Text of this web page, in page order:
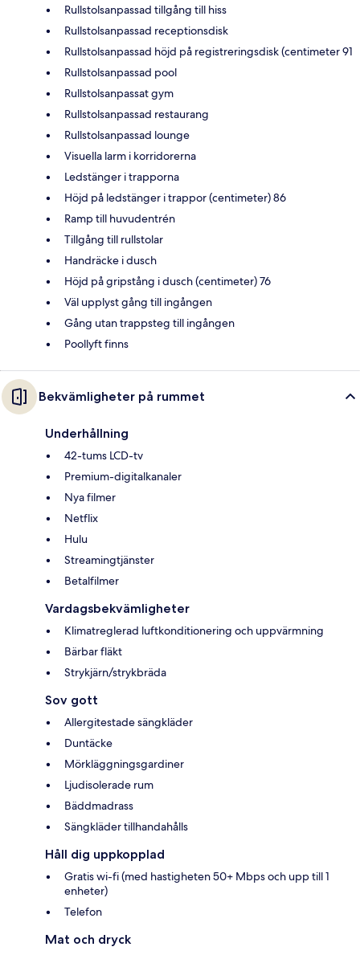
Rullstolsanpassad tillgång till hiss
Rullstolsanpassad receptionsdisk
Rullstolsanpassad höjd på registreringsdisk (centimeter 91
Rullstolsanpassad pool
Rullstolsanpassat gym
Rullstolsanpassad restaurang
Rullstolsanpassad lounge
Visuella larm i korridorerna
Ledstänger i trapporna
Höjd på ledstänger i trappor (centimeter) 86
Ramp till huvudentrén
Tillgång till rullstolar
Handräcke i dusch
Höjd på gripstång i dusch (centimeter) 76
Väl upplyst gång till ingången
Gång utan trappsteg till ingången
Poollyft finns
Bekvämligheter på rummet
Underhållning
42-tums LCD-tv
Premium-digitalkanaler
Nya filmer
Netflix
Hulu
Streamingtjänster
Betalfilmer
Vardagsbekvämligheter
Klimatreglerad luftkonditionering och uppvärmning
Bärbar fläkt
Strykjärn/strykbräda
Sov gott
Allergitestade sängkläder
Duntäcke
Mörkläggningsgardiner
Ljudisolerade rum
Bäddmadrass
Sängkläder tillhandahålls
Håll dig uppkopplad
Gratis wi-fi (med hastigheten 50+ Mbps och upp till 1
enheter)
Telefon
Mat och dryck